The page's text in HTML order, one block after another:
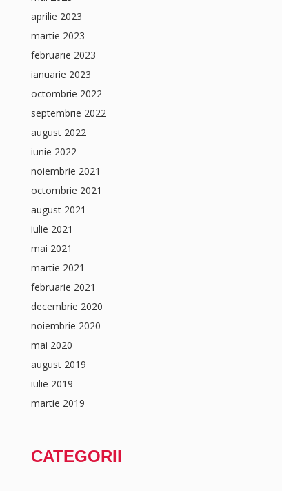
aprilie 2023
martie 2023
februarie 2023
ianuarie 2023
octombrie 2022
septembrie 2022
august 2022
iunie 2022
noiembrie 2021
octombrie 2021
august 2021
iulie 2021
mai 2021
martie 2021
februarie 2021
decembrie 2020
noiembrie 2020
mai 2020
august 2019
iulie 2019
martie 2019
CATEGORII